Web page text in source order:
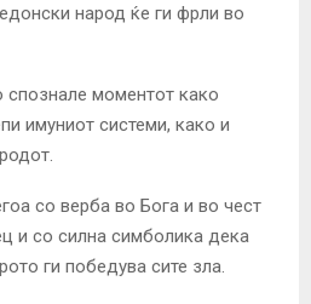
народ ќе ги фрли во
спознале моментот како
имуниот системи, како и
со верба во Бога и во чест
и со силна симболика дека
ги победува сите зла.